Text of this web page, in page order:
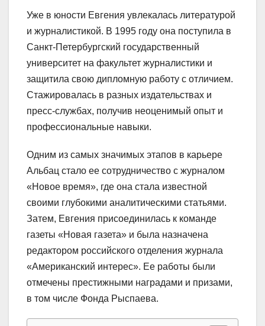
Уже в юности Евгения увлекалась литературой
и журналистикой. В 1995 году она поступила в
Санкт-Петербургский государственный
университет на факультет журналистики и
защитила свою дипломную работу с отличием.
Стажировалась в разных издательствах и
пресс-службах, получив неоценимый опыт и
профессиональные навыки.
Одним из самых значимых этапов в карьере
Альбац стало ее сотрудничество с журналом
«Новое время», где она стала известной
своими глубокими аналитическими статьями.
Затем, Евгения присоединилась к команде
газеты «Новая газета» и была назначена
редактором российского отделения журнала
«Американский интерес». Ее работы были
отмечены престижными наградами и призами,
в том числе Фонда Рыспаева.